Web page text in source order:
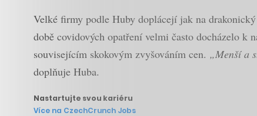
Velké firmy podle Huby doplácejí jak na
době covidových opatření velmi často docházelo k
souvisejícím skokovým zvyšováním cen. „Menší a
doplňuje Huba.
Nastartujte svou kariéru
Více na CzechCrunch Jobs